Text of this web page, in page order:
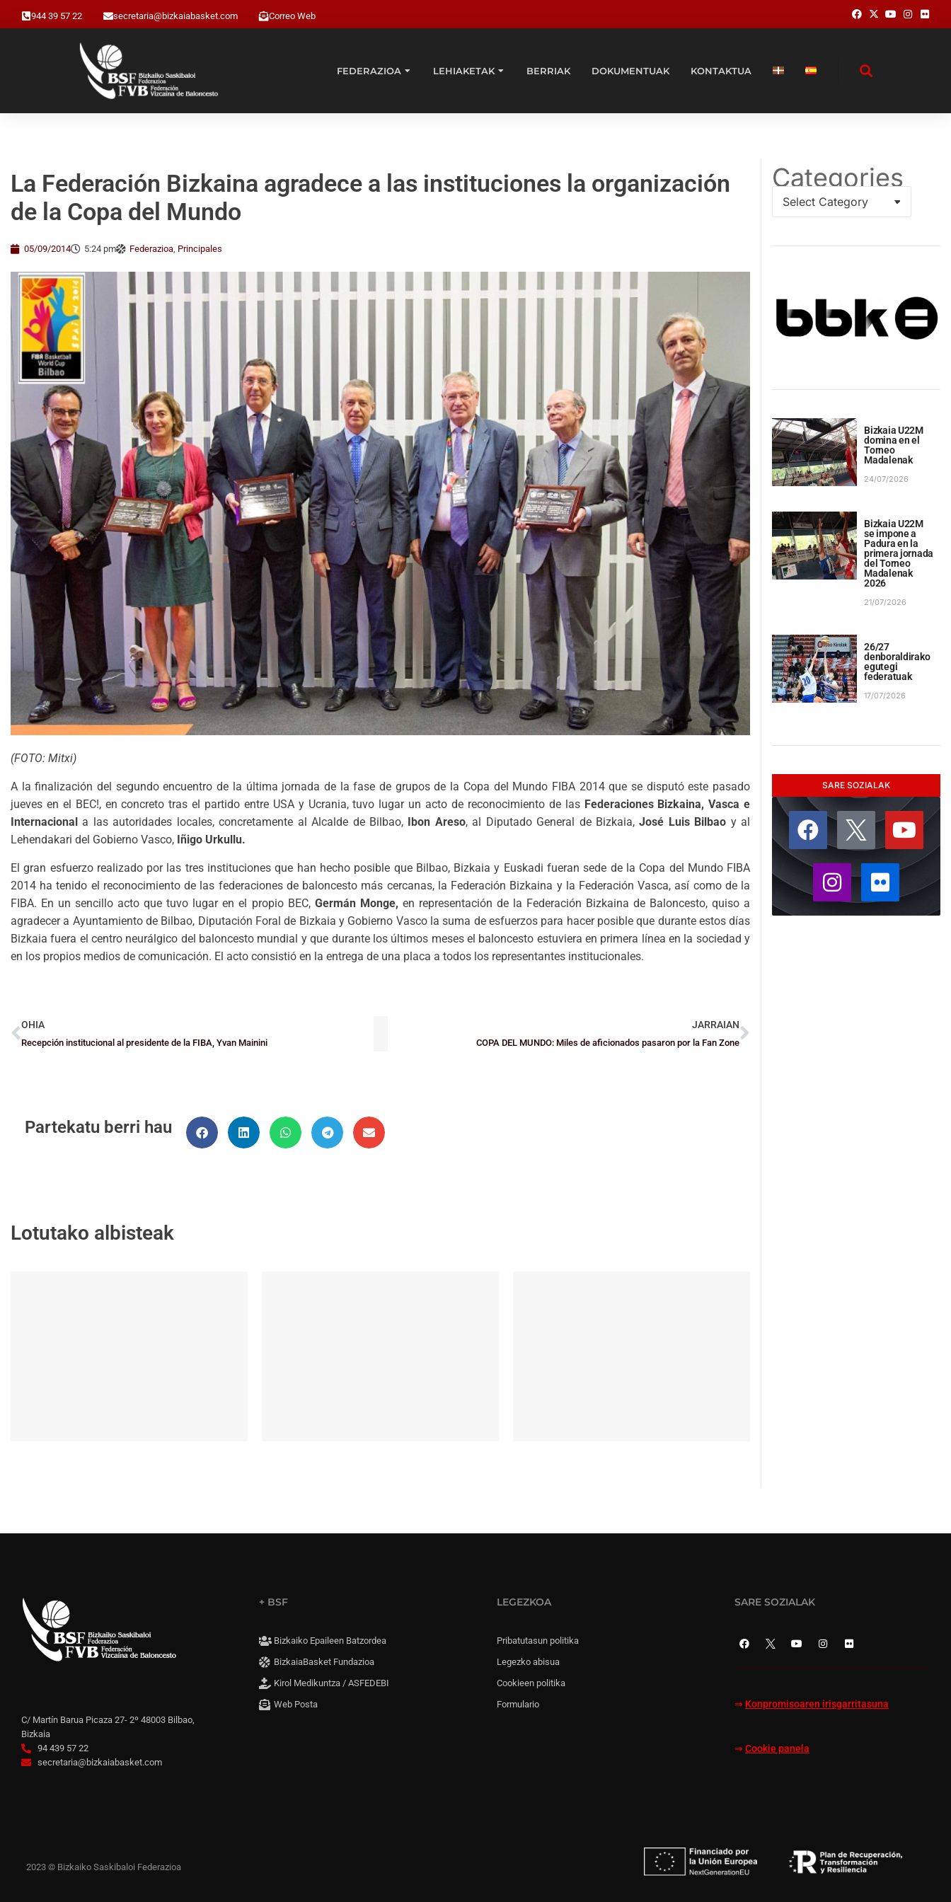
944 39 57 22 secretaria@bizkaiabasket.com Correo Web
FEDERAZIOA LEHIAKETAK BERRIAK DOKUMENTUAK KONTAKTUA
La Federación Bizkaina agradece a las instituciones la organización
de la Copa del Mundo
05/09/2014 5:24 pm Federazioa, Principales
(FOTO: Mitxi)
A la finalización del segundo encuentro de la última jornada de la fase de grupos de la Copa del Mundo FIBA 2014 que se disputó este pasado
jueves en el BEC!, en concreto tras el partido entre USA y Ucrania, tuvo lugar un acto de reconocimiento de las Federaciones Bizkaina, Vasca e
Internacional a las autoridades locales, concretamente al Alcalde de Bilbao,Ibon Areso, al Diputado General de Bizkaia, José Luis Bilbao y al
Lehendakari del Gobierno Vasco, Iñigo Urkullu.
El gran esfuerzo realizado por las tres instituciones que han hecho posible que Bilbao, Bizkaia y Euskadi fueran sede de la Copa del Mundo FIBA
2014 ha tenido el reconocimiento de las federaciones de baloncesto más cercanas, la Federación Bizkaina y la Federación Vasca, así como de la
FIBA. En un sencillo acto que tuvo lugar en el propio BEC, Germán Monge, en representación de la Federación Bizkaina de Baloncesto, quiso a
agradecer a Ayuntamiento de Bilbao, Diputación Foral de Bizkaia y Gobierno Vasco la suma de esfuerzos para hacer posible que durante estos días
Bizkaia fuera el centro neurálgico del baloncesto mundial y que durante los últimos meses el baloncesto estuviera en primera línea en la sociedad y
en los propios medios de comunicación. El acto consistió en la entrega de una placa a todos los representantes institucionales.
OHIA
Recepción institucional al presidente de la FIBA, Yvan Mainini
JARRAIAN
COPA DEL MUNDO: Miles de aficionados pasaron por la Fan Zone
Partekatu berri hau
Lotutako albisteak
Categories
Bizkaia U22M
domina en el
Torneo
Madalenak
24/07/2026
Bizkaia U22M
se impone a
Padura en la
primera jornada
del Torneo
Madalenak
2026
21/07/2026
26/27
denboraldirako
egutegi
federatuak
17/07/2026
SARE SOZIALAK
C/ Martín Barua Picaza 27- 2º 48003 Bilbao,
Bizkaia
94 439 57 22
secretaria@bizkaiabasket.com
+ BSF
Bizkaiko Epaileen Batzordea
BizkaiaBasket Fundazioa
Kirol Medikuntza / ASFEDEBI
Web Posta
LEGEZKOA
Pribatutasun politika
Legezko abisua
Cookieen politika
Formulario
SARE SOZIALAK
⇒ Konpromisoaren irisgarritasuna
⇒ Cookie panela
2023 © Bizkaiko Saskibaloi Federazioa